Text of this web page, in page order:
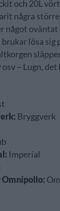
och 20L
några
något oväntat
lösa sig
osv – Lugn,
Bryggverk
Imperial
Omnipollo: